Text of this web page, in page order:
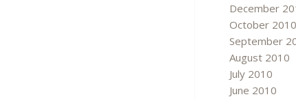
December
October 2010
September
August 2010
July 2010
June 2010